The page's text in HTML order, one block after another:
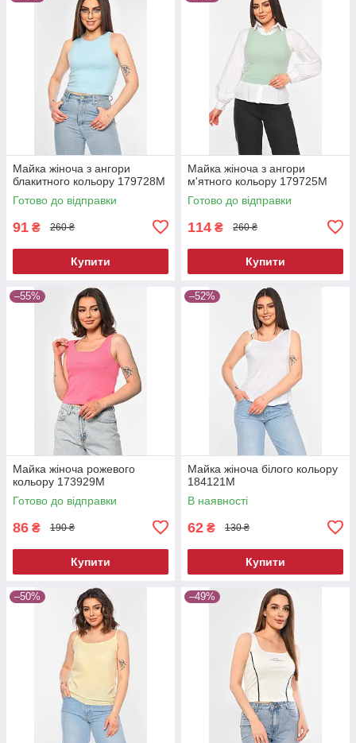
Майка жіноча з ангори
блакитного кольору 179728M
Готово до відправки
91 ₴ 260 ₴
Купити
Майка жіноча з ангори
м'ятного кольору 179725M
Готово до відправки
114 ₴ 260 ₴
Купити
–55%
Майка жіноча рожевого
кольору 173929M
Готово до відправки
86 ₴ 190 ₴
Купити
–52%
Майка жіноча білого кольору
184121M
В наявності
62 ₴ 130 ₴
Купити
–50% –49%